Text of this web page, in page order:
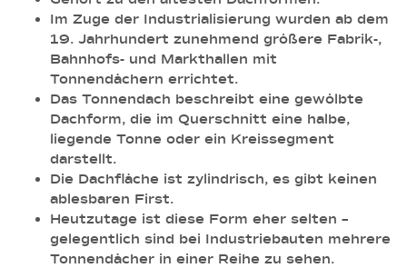
Im Zuge der Industrialisierung wurden ab dem
19. Jahrhundert zunehmend größere Fabrik-,
Bahnhofs- und Markthallen mit
Tonnendächern errichtet.
Das Tonnendach beschreibt eine gewölbte
Dachform, die im Querschnitt eine halbe,
liegende Tonne oder ein Kreissegment
darstellt.
Die Dachfläche ist zylindrisch, es gibt keinen
ablesbaren First.
Heutzutage ist diese Form eher selten –
gelegentlich sind bei Industriebauten mehrere
Tonnendächer in einer Reihe zu sehen.